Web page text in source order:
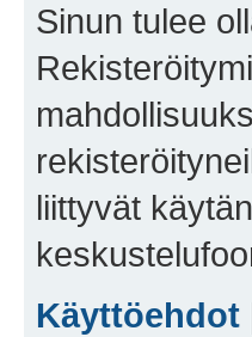
Sinun tulee
liittyvät
Käyttöehdot